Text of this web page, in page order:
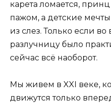
карета ломается,
пажом, а детские
из слез. Только если
разлучницу было
сейчас всё наоборот.
Мы живем в XXI веке,
движутся только